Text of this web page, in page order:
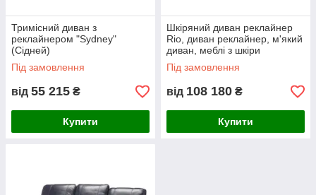
Тримісний диван з
реклайнером "Sydney"
(Сідней)
Під замовлення
від 55 215 ₴
Купити
Шкіряний диван реклайнер
Rio, диван реклайнер, м'який
диван, меблі з шкіри
Під замовлення
від 108 180 ₴
Купити